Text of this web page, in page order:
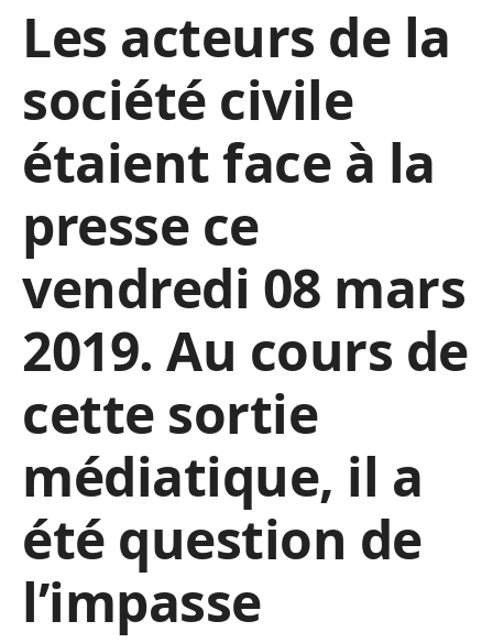
Les acteurs de la
société civile
étaient face à la
presse ce
vendredi 08 mars
2019. Au cours de
cette sortie
médiatique, il a
été question de
l’impasse